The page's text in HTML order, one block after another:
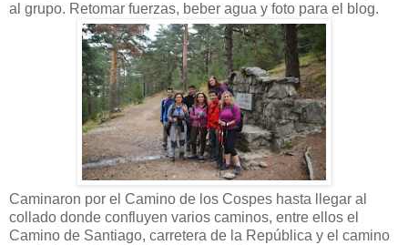
al grupo. Retomar fuerzas, beber agua y foto para el blog.
Caminaron por el Camino de los Cospes hasta llegar al
collado donde confluyen varios caminos, entre ellos el
Camino de Santiago, carretera de la República y el camino